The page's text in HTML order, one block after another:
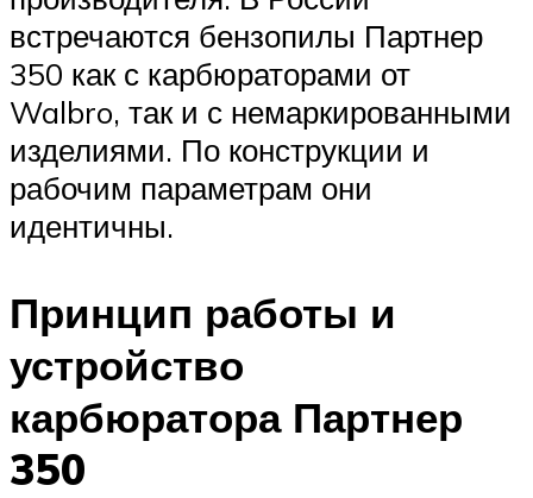
встречаются бензопилы Партнер
350 как с карбюраторами от
Walbro, так и с немаркированными
изделиями. По конструкции и
рабочим параметрам они
идентичны.
Принцип работы и
устройство
карбюратора Партнер
350